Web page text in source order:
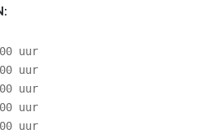
uur
uur
uur
uur
uur